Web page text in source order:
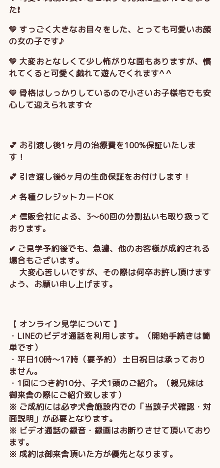
た❗
💛 すっごく大きなお目々をした、とっても可愛いお顔
の女の子です♪
💛 大変おとなしくて少し怖がりな面もありますが、慣
れてくると可愛く戯れて遊んでくれます^ ^
💛 骨格はしっかりしているので小さいお子様宅でも安
心して迎えられます☆
💕 お引渡し後1ヶ月の治療費を100%保証いたしま
す！
💕 引き渡し後6ヶ月の生命保証をお付けします！
📌 各種クレジットカードOK
📌 信販会社による、3～60回の分割払いも取り扱って
おります。
✔ ご見学予約後でも、急遽、他のお客様が成約される
場合もございます。
大変心苦しいですが、その際は何卒お許し頂けます
よう、お願い申し上げます。
【 オンライン見学について 】
・LINEのビデオ通話を利用します。（開始手続きは簡
単です）
・平日10時～17時（要予約） 土日祝日は承っており
ません。
・1回につき約10分、子犬1頭のご紹介。（親兄妹は
御来舎の際にご紹介致します）
※ ご成約には必ず犬舎施設内での「当該子犬確認・対
面説明」が必要となります。
※ ビデオ通話の録音・録画はお断りさせて頂いており
ます。
※ 成約は御来舎頂いた方が優先となります。